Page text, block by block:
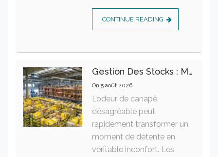
CONTINUE READING
Gestion Des Stocks : Meilleures Pratiques Intralogistiques
On 5 août 2026
L’odeur de canapé
désagréable peut
rapidement transformer un
moment de détente en
véritable inconfort. Les